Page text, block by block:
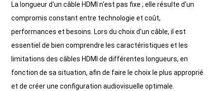
La longueur d'un câble HDMI n'est pas fixe ; elle résulte d'un
compromis constant entre technologie et coût,
performances et besoins. Lors du choix d'un câble, il est
essentiel de bien comprendre les caractéristiques et les
limitations des câbles HDMI de différentes longueurs, en
fonction de sa situation, afin de faire le choix le plus approprié
et de créer une configuration audiovisuelle optimale.